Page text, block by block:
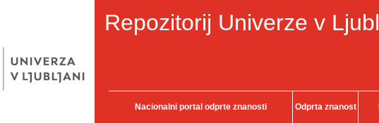
Repozitorij Univerze v
Nacionalni portal odprte znanosti Odprta znanost